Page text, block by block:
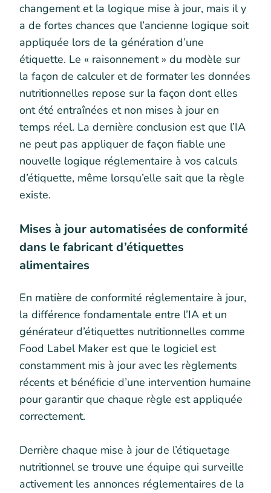
changement et la logique mise à jour, mais il y
a de fortes chances que l’ancienne logique soit
appliquée lors de la génération d’une
étiquette. Le « raisonnement » du modèle sur
la façon de calculer et de formater les données
nutritionnelles repose sur la façon dont elles
ont été entraînées et non mises à jour en
temps réel. La dernière conclusion est que l’IA
ne peut pas appliquer de façon fiable une
nouvelle logique réglementaire à vos calculs
d’étiquette, même lorsqu’elle sait que la règle
existe.
Mises à jour automatisées de conformité
dans le fabricant d’étiquettes
alimentaires
En matière de conformité réglementaire à jour,
la différence fondamentale entre l’IA et un
générateur d’étiquettes nutritionnelles comme
Food Label Maker est que le logiciel est
constamment mis à jour avec les règlements
récents et bénéficie d’une intervention humaine
pour garantir que chaque règle est appliquée
correctement.
Derrière chaque mise à jour de l’étiquetage
nutritionnel se trouve une équipe qui surveille
activement les annonces réglementaires de la